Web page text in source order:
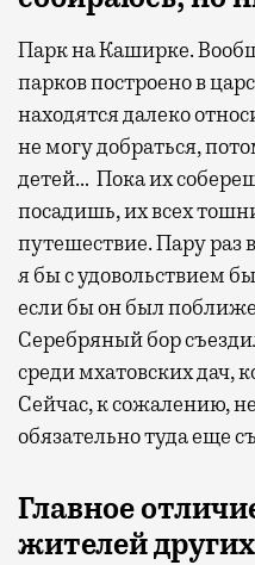
Парк на Каширке.
парков построено в
находятся далеко
не могу добраться,
детей… Пока их
посадишь, их всех
путешествие. Пару
я бы с удовольствием
если бы он был
Серебряный бор
среди мхатовских дач,
Сейчас, к сожалению,
обязательно туда еще
Главное
жителей